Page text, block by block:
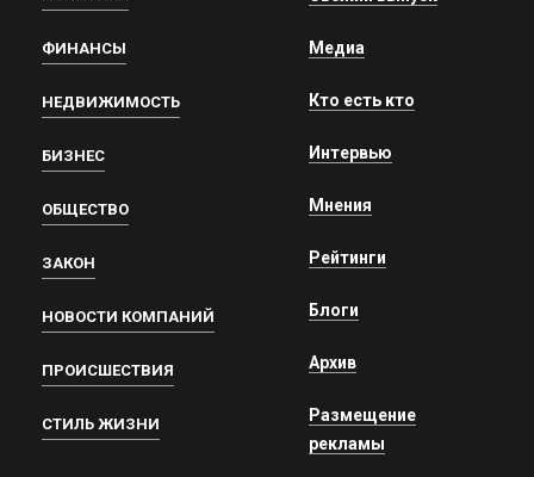
ФИНАНСЫ
НЕДВИЖИМОСТЬ
БИЗНЕС
ОБЩЕСТВО
ЗАКОН
НОВОСТИ КОМПАНИЙ
ПРОИСШЕСТВИЯ
СТИЛЬ ЖИЗНИ
Медиа
Кто есть кто
Интервью
Мнения
Рейтинги
Блоги
Архив
Размещение
рекламы